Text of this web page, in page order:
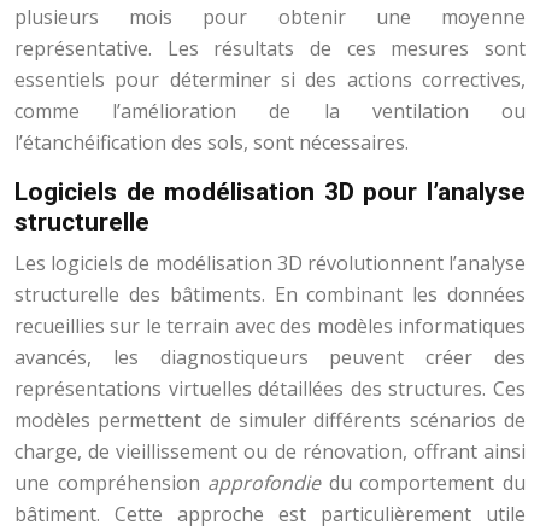
plusieurs mois pour obtenir une moyenne
représentative. Les résultats de ces mesures sont
essentiels pour déterminer si des actions correctives,
comme l’amélioration de la ventilation ou
l’étanchéification des sols, sont nécessaires.
Logiciels de modélisation 3D pour l’analyse
structurelle
Les logiciels de modélisation 3D révolutionnent l’analyse
structurelle des bâtiments. En combinant les données
recueillies sur le terrain avec des modèles informatiques
avancés, les diagnostiqueurs peuvent créer des
représentations virtuelles détaillées des structures. Ces
modèles permettent de simuler différents scénarios de
charge, de vieillissement ou de rénovation, offrant ainsi
une compréhension approfondie du comportement du
bâtiment. Cette approche est particulièrement utile